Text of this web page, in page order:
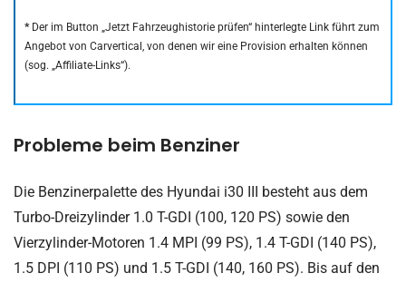
*Der im Button „Jetzt Fahrzeughistorie prüfen“ hinterlegte Link führt zum
Angebot von Carvertical, von denen wir eine Provision erhalten können
(sog. „Affiliate-Links“).
Probleme beim Benziner
Die Benzinerpalette des Hyundai i30 III besteht aus dem
Turbo-Dreizylinder 1.0 T-GDI (100, 120 PS) sowie den
Vierzylinder-Motoren 1.4 MPI (99 PS), 1.4 T-GDI (140 PS),
1.5 DPI (110 PS) und 1.5 T-GDI (140, 160 PS). Bis auf den